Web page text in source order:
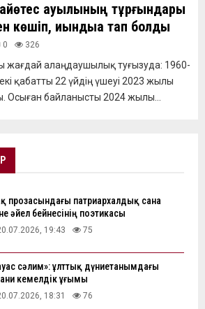
ауылының тұрғындары
көшіп, қиындыққа тап болды
0 326
жағдай алаңдаушылық туғызуда: 1960-
қабатты 22 үйдің үшеуі 2023 жылы
Осыған байланысты 2024 жылы...
прозасындағы патриархалдық сана
әйел бейнесінің поэтикасы
19:43 75
сәлим»: ұлттық дүниетанымдағы
кемелдік ұғымы
18:31 76